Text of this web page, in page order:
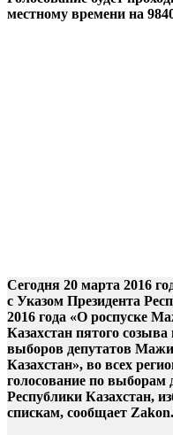
местному времени на
Cегодня 20 марта 2016
с Указом Президента
2016 года «О роспуске
Казахстан пятого
выборов депутатов
Казахстан», во всех
голосование по
Республики Казахстан,
спискам, сообщает